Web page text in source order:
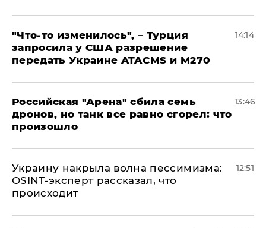
​"Что-то изменилось", – Турция
запросила у США разрешение
передать Украине ATACMS и M270
14:14
​Российская "Арена" сбила семь
дронов, но танк все равно сгорел: что
произошло
13:46
​Украину накрыла волна пессимизма:
OSINT-эксперт рассказал, что
происходит
12:51